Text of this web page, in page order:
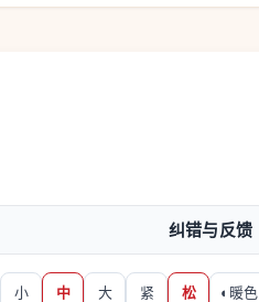
纠错与反馈
小 中 大 紧 松 ◐ 暖色